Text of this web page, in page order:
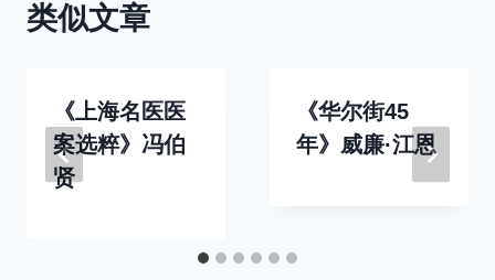
类似文章
《上海名医医
案选粹》冯伯
贤
《华尔街45
年》威廉·江恩